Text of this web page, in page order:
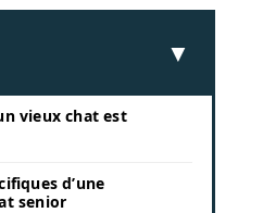
vieux chat est
d’une
senior